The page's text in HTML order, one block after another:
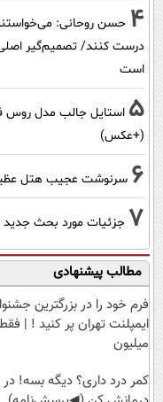
4 حسن روحانی: می‌خواستند
درست کنند/ تصمیم‌گیر اصلی
است
5 استایل جالب مدل روس
(+عکس)
6 سرنوشت عجیب هتل
7 جزئیات مورد بحث
مطالب پیشنهادی
فرم خود را در بزرگترین
میلیون
کمر درد داری؟ دیگه بسه!